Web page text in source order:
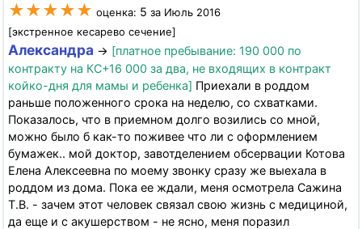
★★★★★ оценка: 5 за Июль 2016
[экстренное кесарево сечение]
Александра → [платное пребывание: 190 000 по
контракту на КС+16 000 за два, не входящих в контракт
койко-дня для мамы и ребенка] Приехали в роддом
раньше положенного срока на неделю, со схватками.
Показалось, что в приемном долго возились со мной,
можно было б как-то поживее что ли с оформлением
бумажек.. мой доктор, завотделением обсервации Котова
Елена Алексеевна по моему звонку сразу же выехала в
роддом из дома. Пока ее ждали, меня осмотрела Сажина
Т.В. - зачем этот человек связал свою жизнь с медициной,
да еще и с акушерством - не ясно, меня поразил